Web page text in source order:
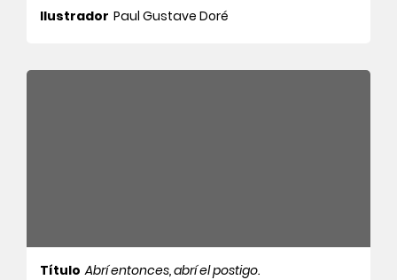
Ilustrador Paul Gustave Doré
Título Abrí entonces, abrí el postigo.